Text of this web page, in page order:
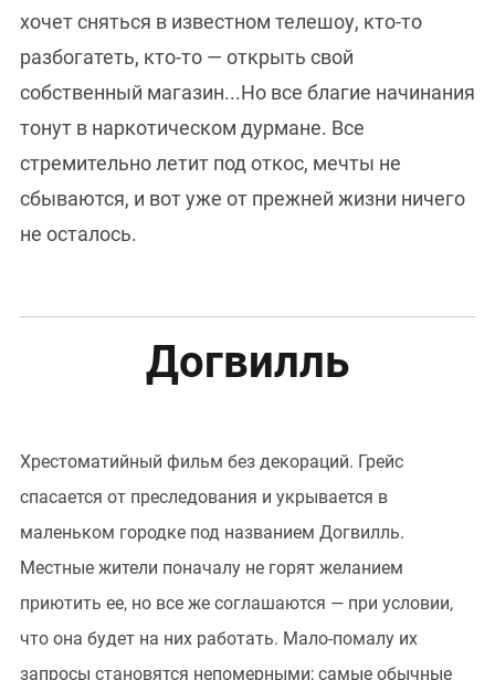
хочет сняться в известном телешоу, кто-то
разбогатеть, кто-то — открыть свой
собственный магазин...Но все благие начинания
тонут в наркотическом дурмане. Все
стремительно летит под откос, мечты не
сбываются, и вот уже от прежней жизни ничего
не осталось.
Догвилль
Хрестоматийный фильм без декораций. Грейс
спасается от преследования и укрывается в
маленьком городке под названием Догвилль.
Местные жители поначалу не горят желанием
приютить ее, но все же соглашаются — при условии,
что она будет на них работать. Мало-помалу их
запросы становятся непомерными; самые обычные